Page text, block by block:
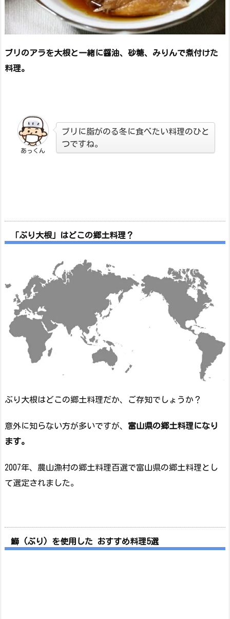
ブリのアラを大根と一緒に醤油、砂糖、みりんで煮付けた
料理。
あっくん
ブリに脂がのる冬に食べたい料理のひと
つですね。
「ぶり大根」はどこの郷土料理？
ぶり大根はどこの郷土料理だか、ご存知でしょうか？
意外に知らない方が多いですが、 富山県の郷土料理になり
ます。
2007年、農山漁村の郷土料理百選で富山県の郷土料理とし
て選定されました。
鰤 (ぶり) を使用した おすすめ料理5選